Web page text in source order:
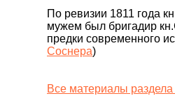
По ревизии 1811 года
мужем был бригадир
предки современного
Соснера)
Все материалы